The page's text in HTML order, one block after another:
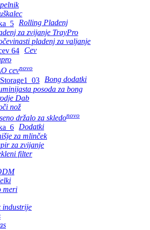
Rolling Pladenj
za zvijanje TrayPro
pladenj za valjanje
Cev
cevnovo
Bong dodatki
posoda za bong
Dab
nož
držalo za skledonovo
Dodatki
za mlinček
za zvijanje
filter
meri
industrije